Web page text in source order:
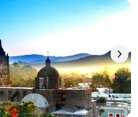
chevron_right